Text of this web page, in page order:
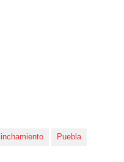
linchamiento Puebla